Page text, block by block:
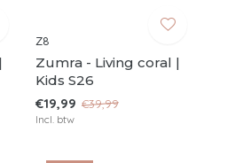
Z8
Zumra - Living coral |
Kids S26
€19,99 €39,99
Incl. btw